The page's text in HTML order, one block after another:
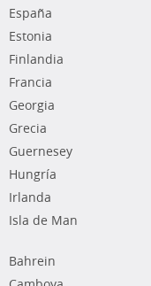
España
Estonia
Finlandia
Francia
Georgia
Grecia
Guernesey
Hungría
Irlanda
Isla de Man
Bahrein